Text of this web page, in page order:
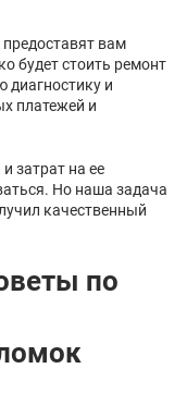
вам
будет стоить ремонт
диагностику и
платежей и
затрат на ее
Но наша задача
качественный
по